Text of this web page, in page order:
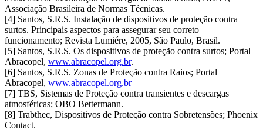
Associação Brasileira de Normas Técnicas.
[4] Santos, S.R.S. Instalação de dispositivos de proteção contra
surtos. Principais aspectos para assegurar seu correto
funcionamento; Revista Lumiére, 2005, São Paulo, Brasil.
[5] Santos, S.R.S. Os dispositivos de proteção contra surtos; Portal
Abracopel, www.abracopel.org.br.
[6] Santos, S.R.S. Zonas de Proteção contra Raios; Portal
Abracopel, www.abracopel.org.br
[7] TBS, Sistemas de Proteção contra transientes e descargas
atmosféricas; OBO Bettermann.
[8] Trabthec, Dispositivos de Proteção contra Sobretensões; Phoenix
Contact.